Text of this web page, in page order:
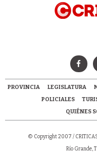
PROVINCIA LEGISLATURA
POLICIALES
QUIÉNES
© Copyright 2007 /
Río Grande,